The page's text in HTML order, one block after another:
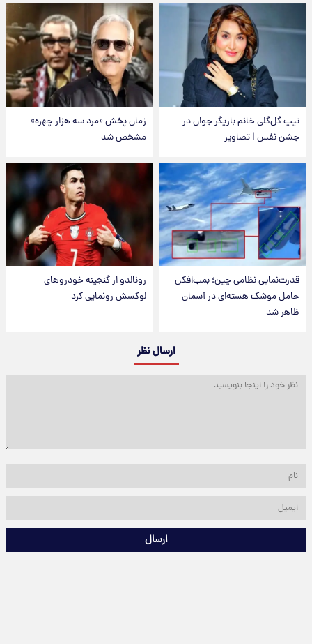
تیپ گل‌گلی خانم بازیگر جوان در
جشن نفس | تصاویر
زمان پخش «مرد سه هزار چهره»
مشخص شد
قدرت‌نمایی نظامی چین؛ بمب‌افکن
حامل موشک هسته‌ای در آسمان
ظاهر شد
رونالدو از گنجینه خودروهای
لوکسش رونمایی کرد
ارسال نظر
ارسال